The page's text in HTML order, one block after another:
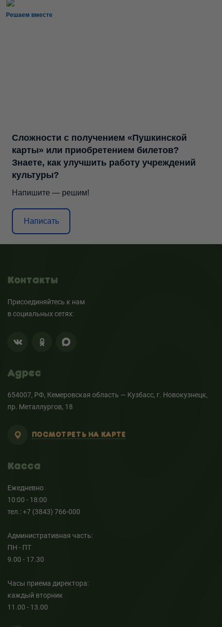
Решаем вместе
Сложности с получением «Пушкинской
карты» или приобретением билетов?
Знаете, как улучшить работу учреждений
культуры?
Напишите — решим!
Написать
Контакты
Присоединяйтесь к нам
в социальных сетях:
Адрес
654007, РФ, Кемеровская область — Кузбасс, г. Новокузнецк,
пр. Металлургов, 18
ПОСМОТРЕТЬ НА КАРТЕ
Касса
Ежедневно
10:00 - 18:00
тел.: +7 (3843) 766-000
Административная часть:
ПН - ПТ
9.00 - 17.30
Часы приема директора:
каждый вторник
11.00 - 13.00